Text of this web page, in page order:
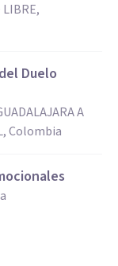
LIBRE,
Duelo
A
Colombia